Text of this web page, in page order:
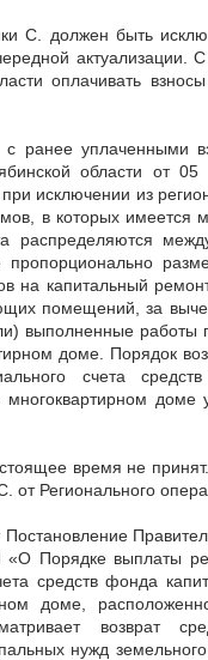
С. должен быть
актуализации.
оплачивать
с ранее уплаченными
области от
исключении из
в которых имеется
распределяются
пропорционально
на капитальный
помещений, за
выполненные работы
доме. Порядок
счета
доме
время не
от Регионального
Порядке выплаты
средств фонда
доме,
возврат
нужд